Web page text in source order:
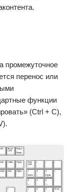
промежуточное
перенос или
функции
(Ctrl + C),